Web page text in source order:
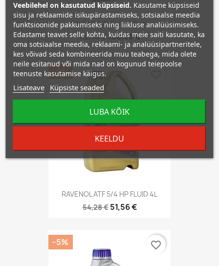
RAVENOL ATF JF405E 4L
112,30 € 106,68 €
RAVENOL ATF 5/4 HP FLUID 4L
54,28 € 51,56 €
−5%
−5% favorite_border
Veebilehel on kasutatud küpsiseid. Kasutame küpsiseid
sisu ja reklaamide isikupärastamiseks, sotsiaalse meedia
funktsioonide pakkumiseks ning liikluse analüüsimiseks.
Edastame teavet selle kohta, kuidas meie saiti kasutate, ka
oma sotsiaalse meedia, reklaami- ja analüüsipartneritele,
kes võivad seda kombineerida muu teabega, mida olete
neile esitanud või mida nad on kogunud teiepoolse
teenuste kasutamise käigus.
Lisateave Küpsiste seaded
KEELDU
LUBA KÕIK